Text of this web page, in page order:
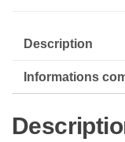
Description
Informations